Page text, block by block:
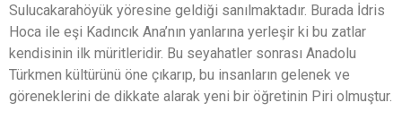
Sulucakarahöyük yöresine geldiği sanılmaktadır. Burada İdris
Hoca ile eşi Kadıncık Ana’nın yanlarına yerleşir ki bu zatlar
kendisinin ilk müritleridir. Bu seyahatler sonrası Anadolu
Türkmen kültürünü öne çıkarıp, bu insanların gelenek ve
göreneklerini de dikkate alarak yeni bir öğretinin Piri olmuştur.